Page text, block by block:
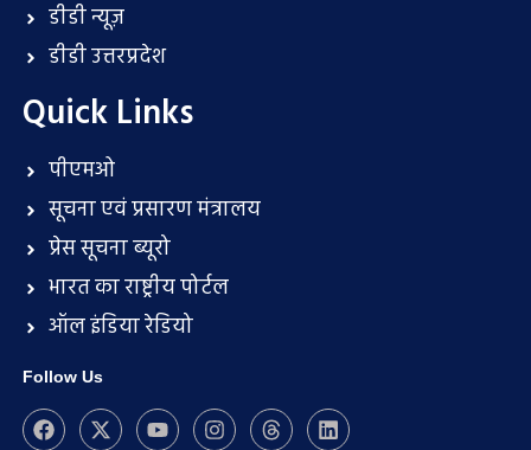
डीडी न्यूज़
डीडी उत्तरप्रदेश
Quick Links
पीएमओ
सूचना एवं प्रसारण मंत्रालय
प्रेस सूचना ब्यूरो
भारत का राष्ट्रीय पोर्टल
ऑल इंडिया रेडियो
Follow Us